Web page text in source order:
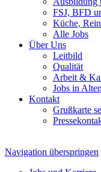
FSJ, BFD
Küche,
Alle Jobs
Über Uns
Leitbild
Qualität
Arbeit &
Jobs in
Kontakt
Grußkarte
Navigation überspringen